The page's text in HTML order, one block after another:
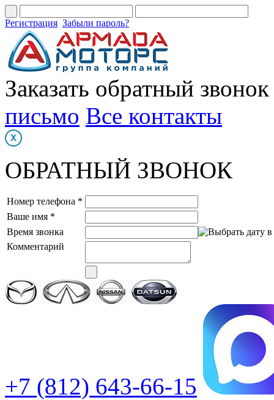
Регистрация Забыли пароль?
Заказать обратный звонок
письмо Все контакты
ОБРАТНЫЙ ЗВОНОК
Номер телефона *
Ваше имя *
Время звонка
Комментарий
+7 (812) 643-66-15